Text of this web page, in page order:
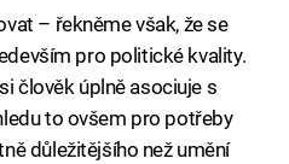
– řekněme však, že se
pro politické kvality.
člověk úplně asociuje s
to ovšem pro potřeby
důležitějšího než umění